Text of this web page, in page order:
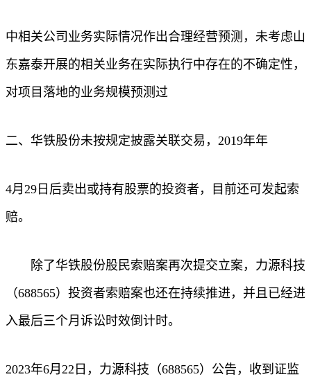
中相关公司业务实际情况作出合理经营预测，未考虑山
东嘉泰开展的相关业务在实际执行中存在的不确定性，
对项目落地的业务规模预测过
二、华铁股份未按规定披露关联交易，2019年年
4月29日后卖出或持有股票的投资者，目前还可发起索
赔。
除了华铁股份股民索赔案再次提交立案，力源科技
（688565）投资者索赔案也还在持续推进，并且已经进
入最后三个月诉讼时效倒计时。
2023年6月22日，力源科技（688565）公告，收到证监